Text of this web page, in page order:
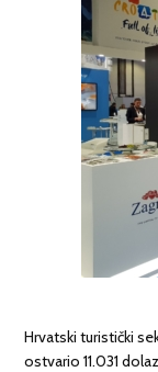
Hrvatski turistički
ostvario 11.031